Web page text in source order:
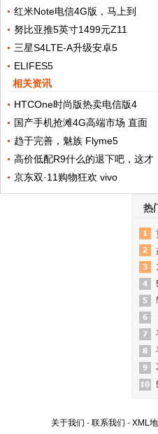
红米Note电信4G版，马上到
努比亚推5英寸1499元Z11
三星S4LTE-A升级安卓5
ELIFES5
相关资讯
HTCOne时尚版热卖电信版4
国产手机抢滩4G高端市场 直面
趋于完善，魅族 Flyme5
高价低配R9什么的退下吧，这才
京东双·11购物狂欢 vivo
热
关于我们 - 联系我们 - XML